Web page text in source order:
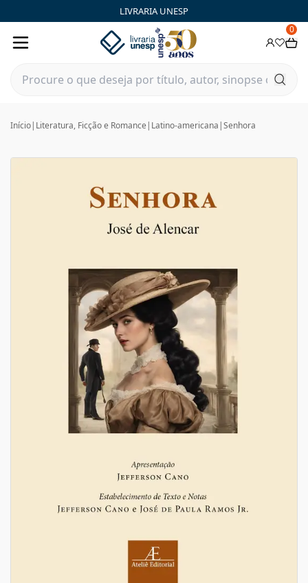
LIVRARIA UNESP
0
Início| Literatura, Ficção e Romance | Latino-americana |Senhora